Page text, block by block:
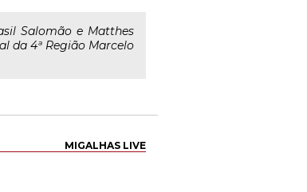
Salomão e Matthes
da 4ª Região Marcelo
MIGALHAS LIVE